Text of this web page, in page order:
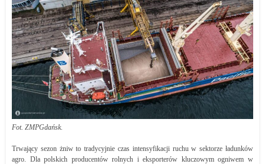
Fot. ZMPGdańsk.
Trwający sezon żniw to tradycyjnie czas intensyfikacji ruchu w sektorze ładunków
agro. Dla polskich producentów rolnych i eksporterów kluczowym ogniwem w